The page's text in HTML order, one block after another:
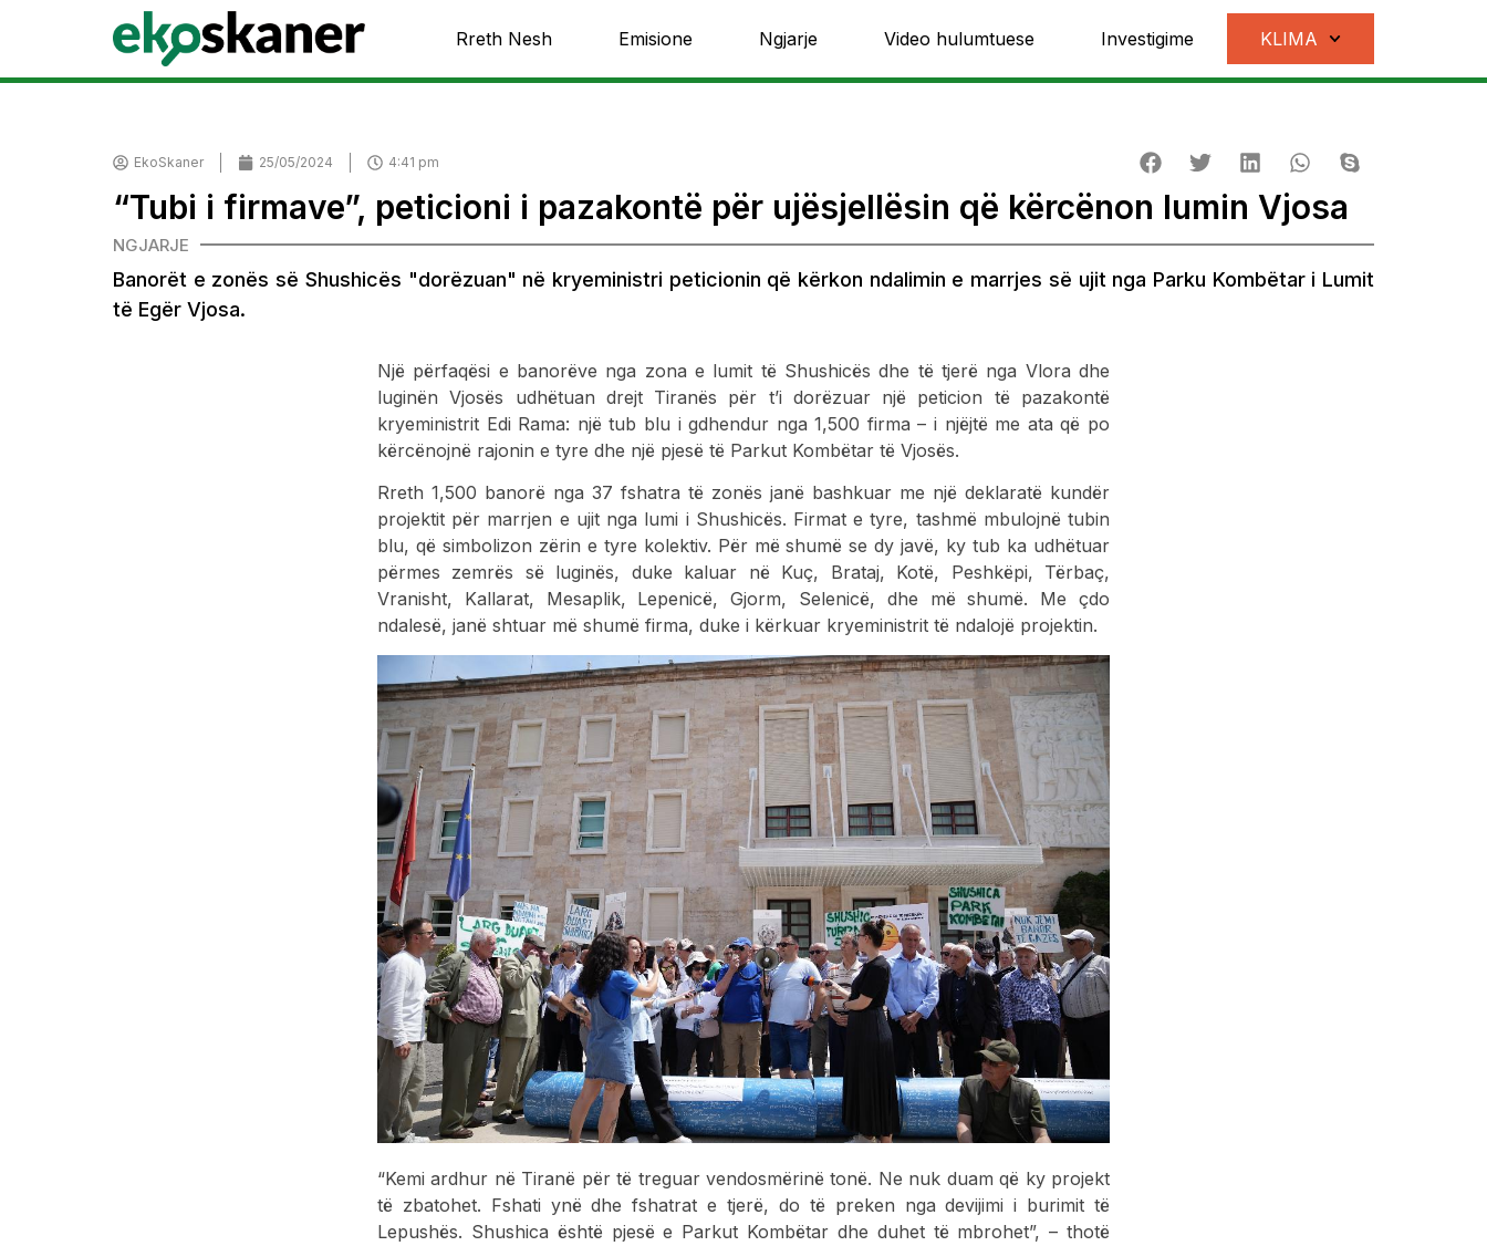
Rreth Nesh Emisione Ngjarje Video hulumtuese Investigime KLIMA
EkoSkaner 25/05/2024 4:41 pm
“Tubi i firmave”, peticioni i pazakontë për ujësjellësin që kërcënon lumin Vjosa
NGJARJE
Banorët e zonës së Shushicës "dorëzuan" në kryeministri peticionin që kërkon ndalimin e marrjes së ujit nga Parku Kombëtar i Lumit
të Egër Vjosa.
Një përfaqësi e banorëve nga zona e lumit të Shushicës dhe të tjerë nga Vlora dhe
luginën Vjosës udhëtuan drejt Tiranës për t’i dorëzuar një peticion të pazakontë
kryeministrit Edi Rama: një tub blu i gdhendur nga 1,500 firma – i njëjtë me ata që po
kërcënojnë rajonin e tyre dhe një pjesë të Parkut Kombëtar të Vjosës.
Rreth 1,500 banorë nga 37 fshatra të zonës janë bashkuar me një deklaratë kundër
projektit për marrjen e ujit nga lumi i Shushicës. Firmat e tyre, tashmë mbulojnë tubin
blu, që simbolizon zërin e tyre kolektiv. Për më shumë se dy javë, ky tub ka udhëtuar
përmes zemrës së luginës, duke kaluar në Kuç, Brataj, Kotë, Peshkëpi, Tërbaç,
Vranisht, Kallarat, Mesaplik, Lepenicë, Gjorm, Selenicë, dhe më shumë. Me çdo
ndalesë, janë shtuar më shumë firma, duke i kërkuar kryeministrit të ndalojë projektin.
“Kemi ardhur në Tiranë për të treguar vendosmërinë tonë. Ne nuk duam që ky projekt
të zbatohet. Fshati ynë dhe fshatrat e tjerë, do të preken nga devijimi i burimit të
Lepushës. Shushica është pjesë e Parkut Kombëtar dhe duhet të mbrohet”, – thotë